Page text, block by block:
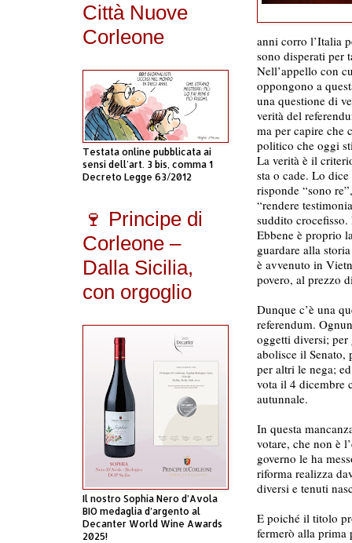
anni corro l’Italia
sono disperati per
Nell’appello con
oppongono a
una questione di
verità del
ma per capire che
politico che oggi
La verità è il
sta o cade. Lo
risponde “sono
“rendere
suddito
Ebbene è proprio
guardare alla
è avvenuto in
povero, al prezzo
Dunque c’è una
referendum.
oggetti diversi;
abolisce il Senato,
per altri le nega;
vota il 4 dicembre
autunnale.
In questa
votare, che non è
governo le ha
riforma realizza
diversi e tenuti
E poiché il titolo
fermerò alla prima
Città Nuove
Corleone
Testata online pubblicata ai
sensi dell'art. 3 bis, comma 1
Decreto Legge 63/2012
🍷 Principe di
Corleone –
Dalla Sicilia,
con orgoglio
Il nostro Sophia Nero d’Avola
BIO medaglia d’argento al
Decanter World Wine Awards
2025!